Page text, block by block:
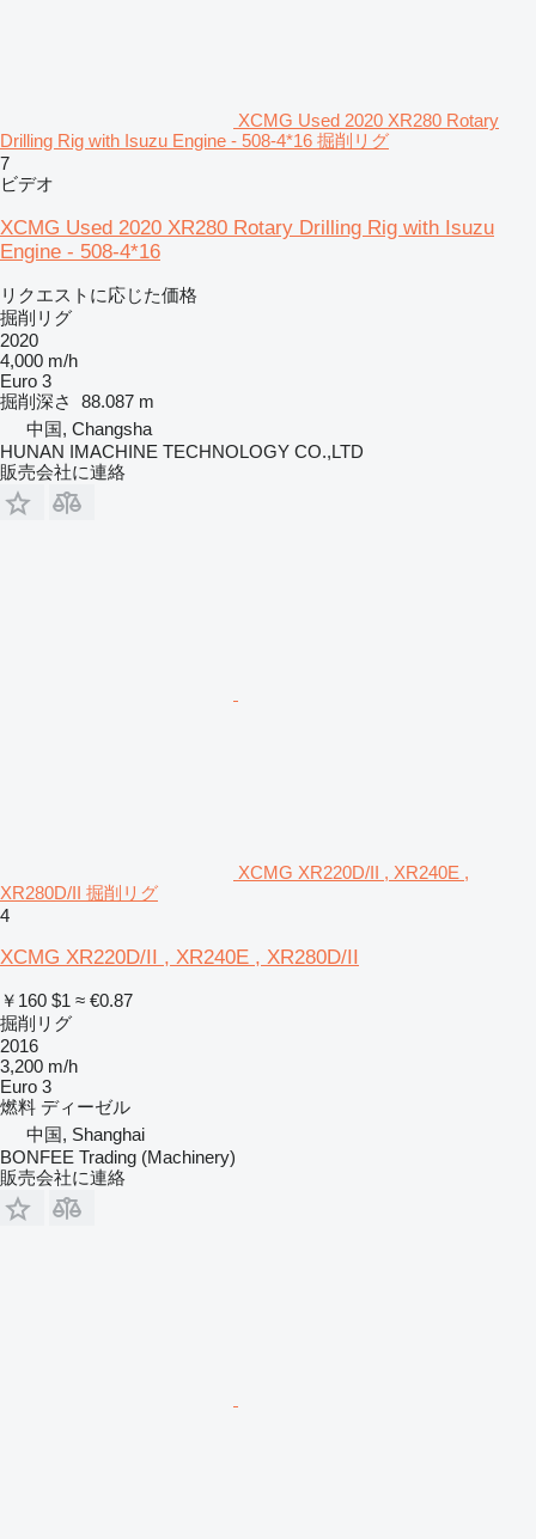
XCMG Used 2020 XR280 Rotary
Drilling Rig with Isuzu Engine - 508-4*16 掘削リグ
7
ビデオ
XCMG Used 2020 XR280 Rotary Drilling Rig with Isuzu
Engine - 508-4*16
リクエストに応じた価格
掘削リグ
2020
4,000 m/h
Euro 3
掘削深さ
88.087 m
中国, Changsha
HUNAN IMACHINE TECHNOLOGY CO.,LTD
販売会社に連絡
XCMG XR220D/II , XR240E ,
XR280D/II 掘削リグ
4
XCMG XR220D/II , XR240E , XR280D/II
￥160 $1 ≈ €0.87
掘削リグ
2016
3,200 m/h
Euro 3
燃料 ディーゼル
中国, Shanghai
BONFEE Trading (Machinery)
販売会社に連絡